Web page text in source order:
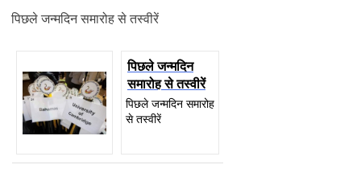
पिछले जन्मदिन समारोह से तस्वीरें
पिछले जन्मदिन
समारोह से तस्वीरें
पिछले जन्मदिन समारोह
से तस्वीरें